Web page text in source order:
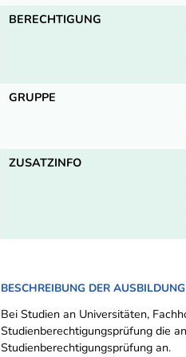
BERECHTIGUNG
GRUPPE
ZUSATZINFO
BESCHREIBUNG DER AUSBILDUNG
Bei Studien an Universitäten,
Studienberechtigungsprüfung die
Studienberechtigungsprüfung an.